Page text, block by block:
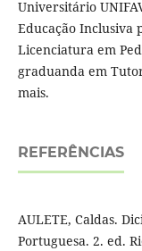
Universitário
Educação Inclusiva
Licenciatura em
graduanda em
mais.
REFERÊNCIAS
AULETE, Caldas.
Portuguesa. 2. ed.